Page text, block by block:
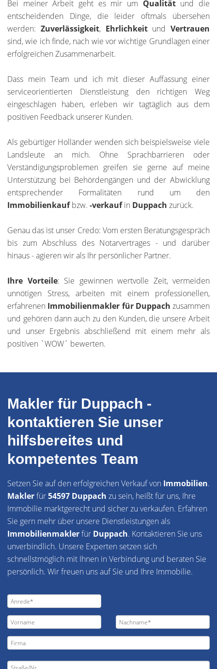
Bei meiner Arbeit geht es mir um Qualität und die
entscheidenden Dinge, die leider oftmals übersehen
werden: Zuverlässigkeit, Ehrlichkeit und Vertrauen
sind, wie ich finde, nach wie vor wichtige Grundlagen einer
erfolgreichen Zusammenarbeit.
Dass mein Team und ich mit dieser Auffassung einer
serviceorientierten Dienstleistung den richtigen Weg
eingeschlagen haben, erleben wir tagtäglich aus dem
positiven Feedback unserer Kunden.
Als gebürtiger Holländer wenden sich beispielsweise viele
Landsleute an mich. Ohne Sprachbarrieren oder
Verständigungsproblemen greifen sie gerne auf meine
Unterstützung bei Behördengängen und der Abwicklung
entsprechender Formalitäten rund um den
Immobilienkaufbzw. -verkaufin Duppach zurück.
Genau das ist unser Credo: Vom ersten Beratungsgespräch
bis zum Abschluss des Notarvertrages - und darüber
hinaus - agieren wir als Ihr persönlicher Partner.
Ihre Vorteile: Sie gewinnen wertvolle Zeit, vermeiden
unnötigen Stress, arbeiten mit einem professionellen,
erfahrenen Immobilienmakler für Duppach zusammen
und gehören dann auch zu den Kunden, die unsere Arbeit
und unser Ergebnis abschließend mit einem mehr als
positiven `WOW´ bewerten.
Makler für Duppach -
kontaktieren Sie unser
hilfsbereites und
kompetentes Team
Setzen Sie auf den erfolgreichen Verkauf von Immobilien.
Maklerfür54597 Duppach zu sein, heißt für uns, Ihre
Immobilie marktgerecht und sicher zu verkaufen. Erfahren
Sie gern mehr über unsere Dienstleistungen als
Immobilienmaklerfür Duppach. Kontaktieren Sie uns
unverbindlich. Unsere Experten setzen sich
schnellstmöglich mit Ihnen in Verbindung und beraten Sie
persönlich. Wir freuen uns auf Sie und Ihre Immobilie.